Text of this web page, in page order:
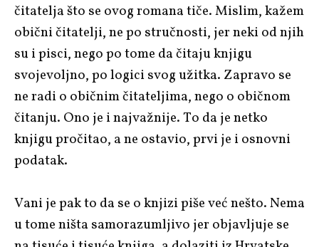
čitatelja što se ovog romana tiče. Mislim, kažem
obični čitatelji, ne po stručnosti, jer neki od njih
su i pisci, nego po tome da čitaju knjigu
svojevoljno, po logici svog užitka. Zapravo se
ne radi o običnim čitateljima, nego o običnom
čitanju. Ono je i najvažnije. To da je netko
knjigu pročitao, a ne ostavio, prvi je i osnovni
podatak.
Vani je pak to da se o knjizi piše već nešto. Nema
u tome ništa samorazumljivo jer objavljuje se